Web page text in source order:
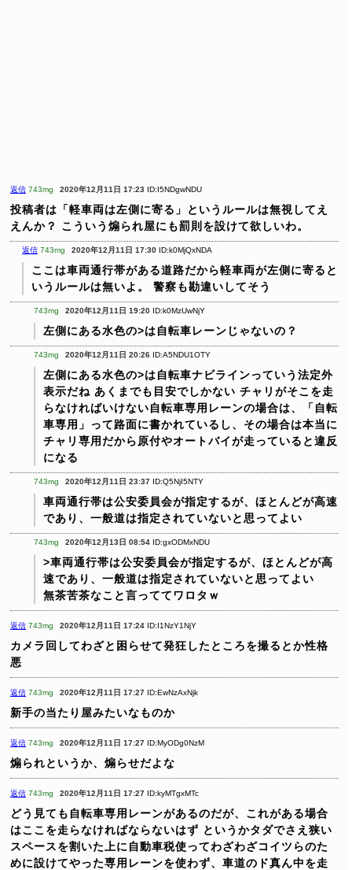
返信 743mg 2020年12月11日 17:23 ID:I5NDgwNDU
投稿者は「軽車両は左側に寄る」というルールは無視してえ
えんか？
こういう煽られ屋にも罰則を設けて欲しいわ。
返信 743mg 2020年12月11日 17:30 ID:k0MjQxNDA
ここは車両通行帯がある道路だから軽車両が左側に寄ると
いうルールは無いよ。
警察も勘違いしてそう
743mg 2020年12月11日 19:20 ID:k0MzUwNjY
左側にある水色の>は自転車レーンじゃないの？
743mg 2020年12月11日 20:26 ID:A5NDU1OTY
左側にある水色の>は自転車ナビラインっていう法定外
表示だね あくまでも目安でしかない チャリがそこを走
らなければいけない自転車専用レーンの場合は、「自転
車専用」って路面に書かれているし、その場合は本当に
チャリ専用だから原付やオートバイが走っていると違反
になる
743mg 2020年12月11日 23:37 ID:Q5NjI5NTY
車両通行帯は公安委員会が指定するが、ほとんどが高速
であり、一般道は指定されていないと思ってよい
743mg 2020年12月13日 08:54 ID:gxODMxNDU
>車両通行帯は公安委員会が指定するが、ほとんどが高
速であり、一般道は指定されていないと思ってよい
無茶苦茶なこと言っててワロタｗ
返信 743mg 2020年12月11日 17:24 ID:I1NzY1NjY
カメラ回してわざと困らせて発狂したところを撮るとか性格
悪
返信 743mg 2020年12月11日 17:27 ID:EwNzAxNjk
新手の当たり屋みたいなものか
返信 743mg 2020年12月11日 17:27 ID:MyODg0NzM
煽られというか、煽らせだよな
返信 743mg 2020年12月11日 17:27 ID:kyMTgxMTc
どう見ても自転車専用レーンがあるのだが、これがある場合
はここを走らなければならないはず というかタダでさえ狭い
スペースを割いた上に自動車税使ってわざわざコイツらのた
めに設けてやった専用レーンを使わず、車道のド真ん中を走